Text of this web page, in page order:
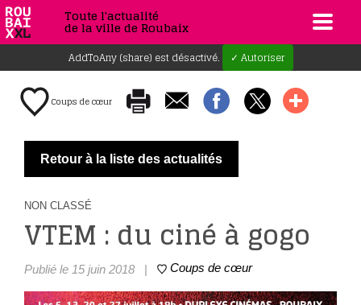
Toute l'actualité
de la ville de Roubaix
AddToAny (share) est désactivé. ✓ Autoriser
Coups de cœur
Retour à la liste des actualités
NON CLASSÉ
VTEM : du ciné à gogo
Publié le 15 juin 2018 | Coups de cœur